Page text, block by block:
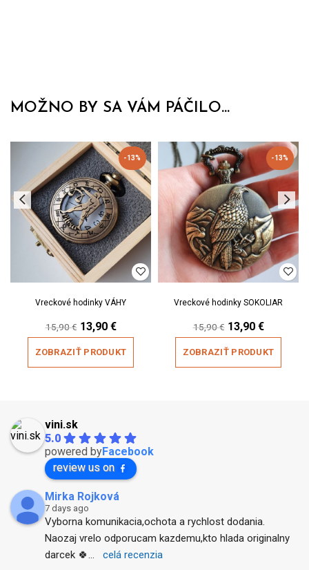
MOŽNO BY SA VÁM PÁČILO...
-13%
Vreckové hodinky VÁHY
15,90€ Original
price
was:
15,90 €.
13,90 €Current
price
is:
13,90 €.
ZOBRAZIŤ PRODUKT
-13%
Vreckové hodinky SOKOLIAR
15,90€ Original
price
was:
15,90 €.
13,90 €Current
price
is:
13,90 €.
ZOBRAZIŤ PRODUKT
vini.sk
5.0
powered byFacebook
review us on
Mirka Rojková
7 days ago
Vyborna komunikacia,ochota a rychlost dodania.
Naozaj vrelo odporucam kazdemu,kto hlada originalny
darcek 🍀... celá recenzia